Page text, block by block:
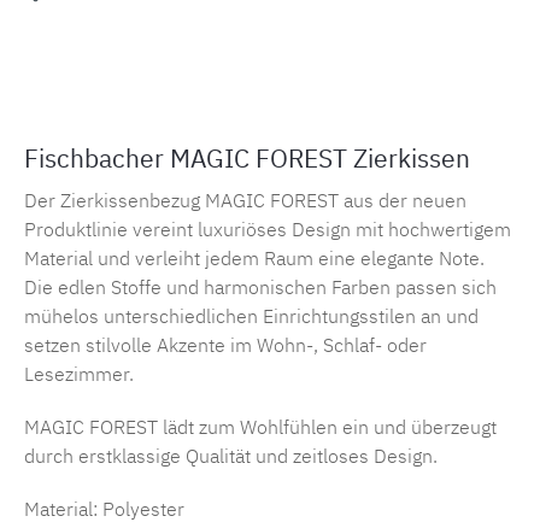
Fischbacher MAGIC FOREST Zierkissen
Der Zierkissenbezug MAGIC FOREST aus der neuen
Produktlinie vereint luxuriöses Design mit hochwertigem
Material und verleiht jedem Raum eine elegante Note.
Die edlen Stoffe und harmonischen Farben passen sich
mühelos unterschiedlichen Einrichtungsstilen an und
setzen stilvolle Akzente im Wohn-, Schlaf- oder
Lesezimmer.
MAGIC FOREST lädt zum Wohlfühlen ein und überzeugt
durch erstklassige Qualität und zeitloses Design.
Material: Polyester